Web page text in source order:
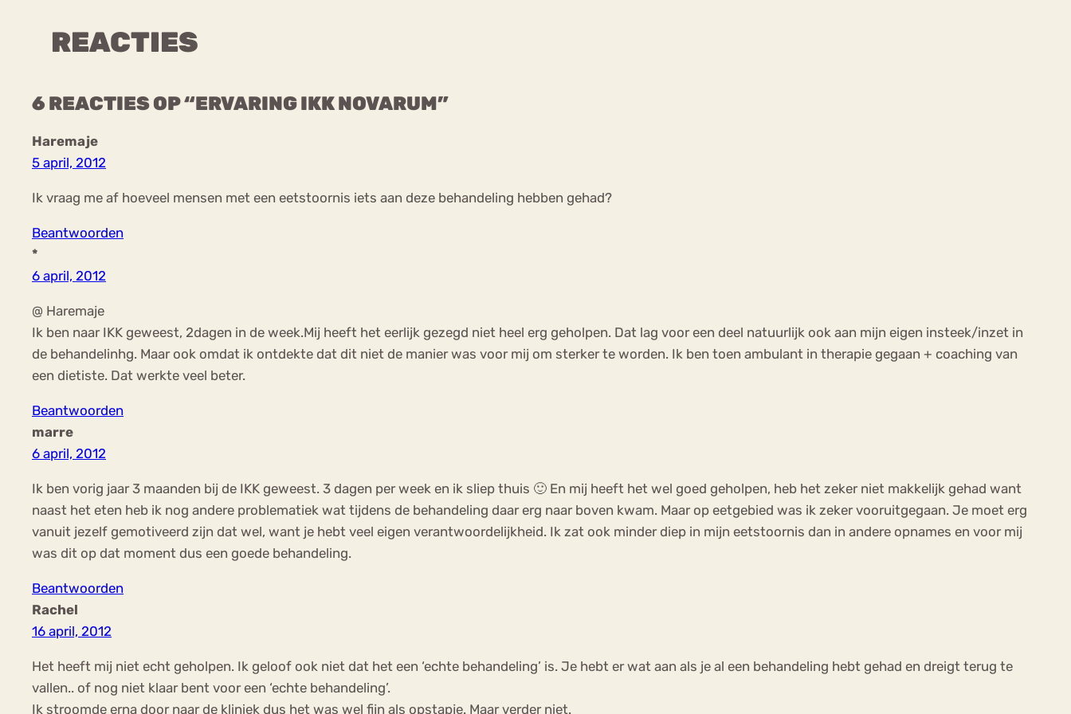
REACTIES
6 REACTIES OP “ERVARING IKK NOVARUM”
Haremaje
5 april, 2012
Ik vraag me af hoeveel mensen met een eetstoornis iets aan deze behandeling hebben gehad?
Beantwoorden
*
6 april, 2012
@ Haremaje
Ik ben naar IKK geweest, 2dagen in de week.Mij heeft het eerlijk gezegd niet heel erg geholpen. Dat lag voor een deel natuurlijk ook aan mijn eigen insteek/inzet in
de behandelinhg. Maar ook omdat ik ontdekte dat dit niet de manier was voor mij om sterker te worden. Ik ben toen ambulant in therapie gegaan + coaching van
een dietiste. Dat werkte veel beter.
Beantwoorden
marre
6 april, 2012
Ik ben vorig jaar 3 maanden bij de IKK geweest. 3 dagen per week en ik sliep thuis 🙂 En mij heeft het wel goed geholpen, heb het zeker niet makkelijk gehad want
naast het eten heb ik nog andere problematiek wat tijdens de behandeling daar erg naar boven kwam. Maar op eetgebied was ik zeker vooruitgegaan. Je moet erg
vanuit jezelf gemotiveerd zijn dat wel, want je hebt veel eigen verantwoordelijkheid. Ik zat ook minder diep in mijn eetstoornis dan in andere opnames en voor mij
was dit op dat moment dus een goede behandeling.
Beantwoorden
Rachel
16 april, 2012
Het heeft mij niet echt geholpen. Ik geloof ook niet dat het een ‘echte behandeling’ is. Je hebt er wat aan als je al een behandeling hebt gehad en dreigt terug te
vallen.. of nog niet klaar bent voor een ‘echte behandeling’.
Ik stroomde erna door naar de kliniek dus het was wel fijn als opstapje. Maar verder niet.